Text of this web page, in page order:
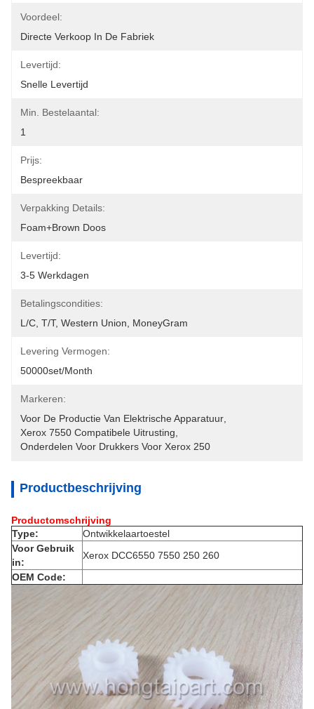
Voordeel:
Directe Verkoop In De Fabriek
Levertijd:
Snelle Levertijd
Min. Bestelaantal:
1
Prijs:
Bespreekbaar
Verpakking Details:
Foam+Brown Doos
Levertijd:
3-5 Werkdagen
Betalingscondities:
L/C, T/T, Western Union, MoneyGram
Levering Vermogen:
50000set/Month
Markeren:
Voor De Productie Van Elektrische Apparatuur
Xerox 7550 Compatibele Uitrusting
Onderdelen Voor Drukkers Voor Xerox 250
Productbeschrijving
Productomschrijving
Type:
Ontwikkelaartoestel
Voor Gebruik
in:
Xerox DCC6550 7550 250 260
OEM Code: